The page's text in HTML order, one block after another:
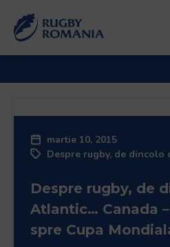
in
Accessibility
martie 10, 2015
Despre rugby, de dincolo
Despre rugby, de
Atlantic… Canada
spre Cupa